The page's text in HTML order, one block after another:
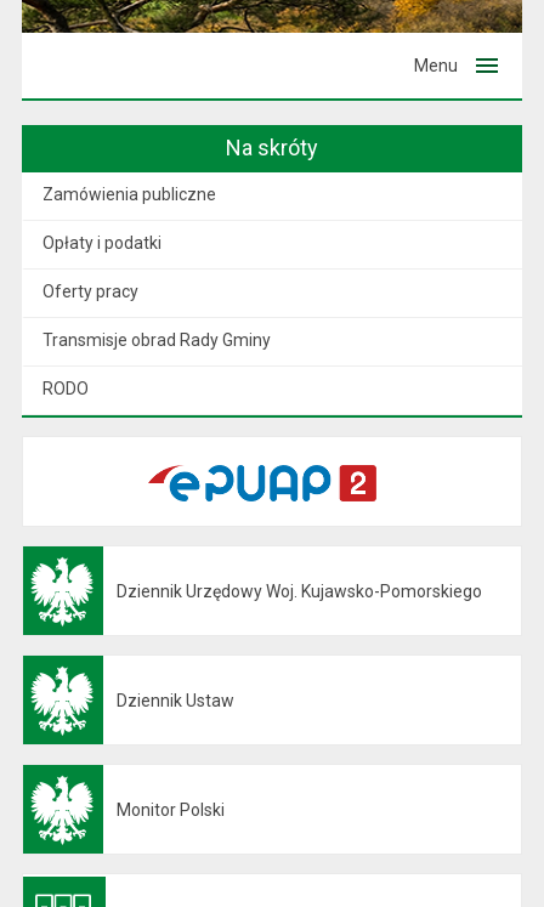
Menu
Na skróty
Zamówienia publiczne
Opłaty i podatki
Oferty pracy
Transmisje obrad Rady Gminy
RODO
Dziennik Urzędowy Woj. Kujawsko-Pomorskiego
Dziennik Ustaw
Monitor Polski